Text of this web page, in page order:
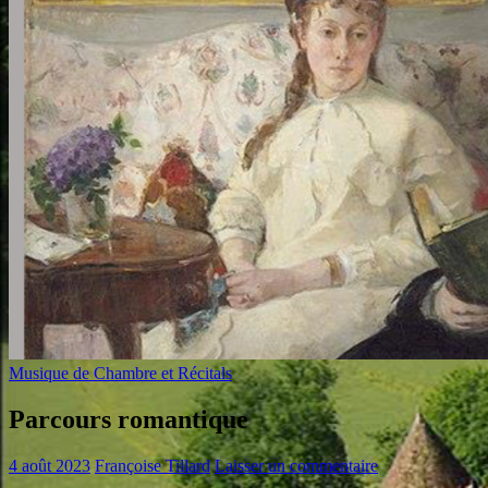
Musique de Chambre et Récitals
Parcours romantique
4 août 2023 Françoise Tillard Laisser un commentaire